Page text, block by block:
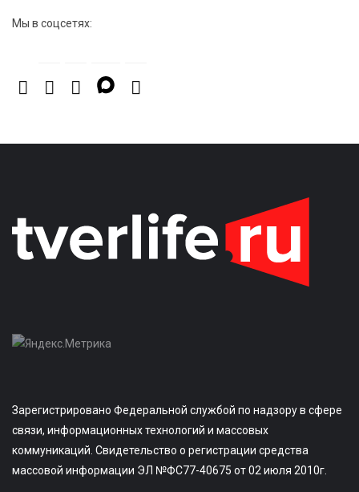
Мы в соцсетях:
Зарегистрировано Федеральной службой по надзору в сфере
связи, информационных технологий и массовых
коммуникаций. Свидетельство о регистрации средства
массовой информации ЭЛ №ФС77-40675 от 02 июля 2010г.